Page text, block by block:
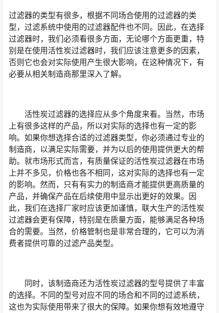
过滤器的类型有很多，根据不同场合使用的过滤器的类
型，过滤系统中使用的过滤器配件也不同。因此，在选择
过滤器时，我们必须看很多方面，无论哪个方面更重，特
别是在使用活性炭过滤器时，我们应该注意更多的因素，
否则它也会对实际使用产生很大影响，在这种情况下，有
必要从相关制造商那里深入了解。
活性炭过滤器的选择应从多个角度来看。当然，市场
上有很多这样的产品，所以对实际的选择也有一定的影
响。如果你想选择合适的过滤器类型，你必须通过专业的
制造商，以满足实际需要，并为以后的使用提供更大的帮
助。就市场形式而言，有质量保证的活性炭过滤器在市场
上并不多见，价格也各不相同，这对实际的选择也有一定
的影响。然而，只有有实力的制造商才能提供更高质量的
产品，并确保产品在后续使用中显示出更好的效果。因
此，我们在选择厂家时应该更加谨慎，联大生产的活性炭
过滤器会更有保障，特别是在质量方面，能够满足各种场
合的需要。当然，价格管制也是非常合理的，它可以为消
费者提供可靠的过滤产品类型。
同时，该制造商还为活性炭过滤器的型号提供了丰富
的选择。不同的型号对应不同的场合和不同的过滤系统，
这也为实际使用带来了很大的保障。如果你想有效地遵守